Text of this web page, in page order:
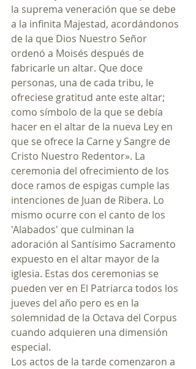
la suprema veneración que se debe
a la infinita Majestad, acordándonos
de la que Dios Nuestro Señor
ordenó a Moisés después de
fabricarle un altar. Que doce
personas, una de cada tribu, le
ofreciese gratitud ante este altar;
como símbolo de la que se debía
hacer en el altar de la nueva Ley en
que se ofrece la Carne y Sangre de
Cristo Nuestro Redentor». La
ceremonia del ofrecimiento de los
doce ramos de espigas cumple las
intenciones de Juan de Ribera. Lo
mismo ocurre con el canto de los
'Alabados' que culminan la
adoración al Santísimo Sacramento
expuesto en el altar mayor de la
iglesia. Estas dos ceremonias se
pueden ver en El Patriarca todos los
jueves del año pero es en la
solemnidad de la Octava del Corpus
cuando adquieren una dimensión
especial.
Los actos de la tarde comenzaron a